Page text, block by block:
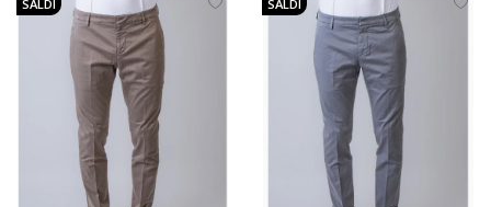
SALDI SALDI